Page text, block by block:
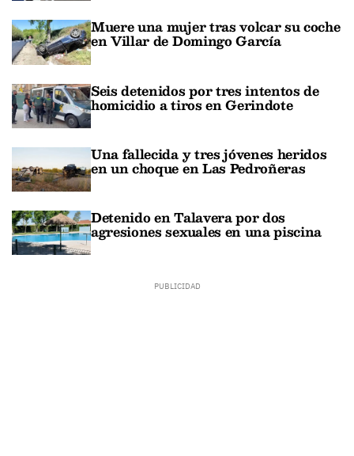
Muere una mujer tras volcar su coche
en Villar de Domingo García
Seis detenidos por tres intentos de
homicidio a tiros en Gerindote
Una fallecida y tres jóvenes heridos
en un choque en Las Pedroñeras
Detenido en Talavera por dos
agresiones sexuales en una piscina